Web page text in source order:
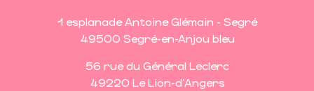
1 esplanade Antoine Glémain - Segré
49500 Segré-en-Anjou bleu
56 rue du Général Leclerc
49220 Le Lion-d'Angers